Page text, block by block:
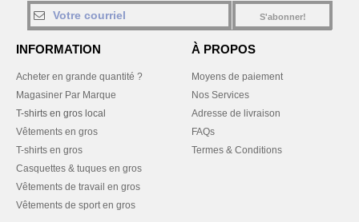
S'abonner!
INFORMATION
Acheter en grande quantité ?
Magasiner Par Marque
T-shirts en gros local
Vêtements en gros
T-shirts en gros
Casquettes & tuques en gros
Vêtements de travail en gros
Vêtements de sport en gros
À PROPOS
Moyens de paiement
Nos Services
Adresse de livraison
FAQs
Termes & Conditions